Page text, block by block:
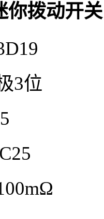
你拨动开关
3位